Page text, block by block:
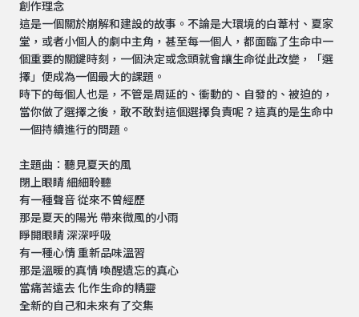
創作理念
這是一個關於崩解和建設的故事。不論是大環境的白葦村、夏家
堂，或者小個人的劇中主角，甚至每一個人，都面臨了生命中一
個重要的關鍵時刻，一個決定或念頭就會讓生命從此改變，「選
擇」便成為一個最大的課題。
時下的每個人也是，不管是周延的、衝動的、自發的、被迫的，
當你做了選擇之後，敢不敢對這個選擇負責呢？這真的是生命中
一個持續進行的問題。
主題曲：聽見夏天的風
閉上眼睛 細細聆聽
有一種聲音 從來不曾經歷
那是夏天的陽光 帶來微風的小雨
睜開眼睛 深深呼吸
有一種心情 重新品味溫習
那是溫暖的真情 喚醒遺忘的真心
當痛苦遠去 化作生命的精靈
全新的自己和未來有了交集